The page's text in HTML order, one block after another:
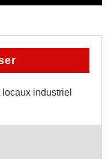
industriel